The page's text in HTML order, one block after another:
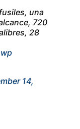
una
720
28
14,